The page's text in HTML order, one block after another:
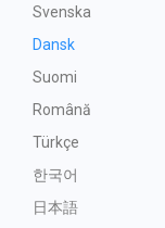
Svenska
Dansk
Suomi
Română
Türkçe
한국어
日本語